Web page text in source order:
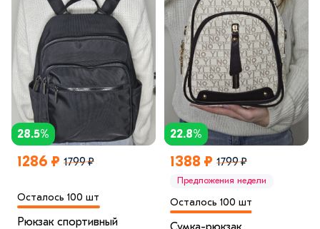
28.5%
1286 ₽ 1799 ₽
Осталось 100 шт
Рюкзак спортивный
22.8%
1388 ₽ 1799 ₽
Предложения недели
Осталось 100 шт